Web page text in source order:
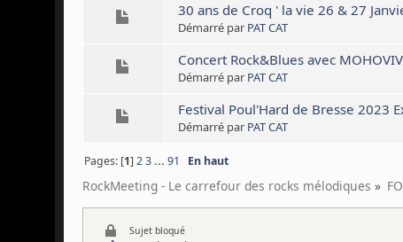
30 ans de Croq ' la vie 26 & 27
Démarré par PAT CAT
Concert Rock&Blues avec
Démarré par PAT CAT
Festival Poul'Hard de Bresse 2023
Démarré par PAT CAT
Pages: [1]23...91 En haut
RockMeeting - Le carrefour des rocks mélodiques »
Sujet bloqué